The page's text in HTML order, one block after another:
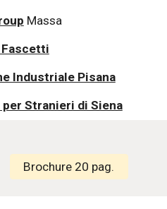
Massa
Fascetti
Industriale Pisana
Stranieri di Siena
Brochure 20 pag.